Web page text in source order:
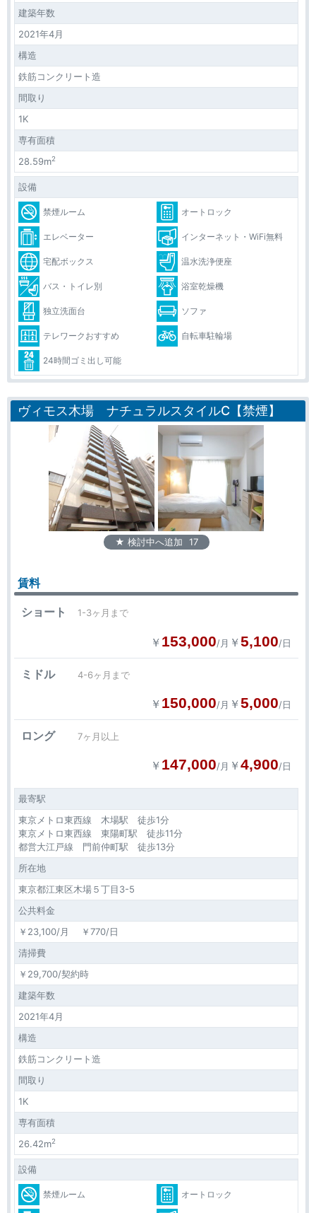
建築年数
2021年4月
構造
鉄筋コンクリート造
間取り
1K
専有面積
28.59m2
設備
禁煙ルーム オートロック
エレベーター インターネット・WiFi無料
宅配ボックス 温水洗浄便座
バス・トイレ別 浴室乾燥機
独立洗面台 ソファ
テレワークおすすめ 自転車駐輪場
24時間ゴミ出し可能
ヴィモス木場 ナチュラルスタイルC【禁煙】
★ 検討中へ追加 17
賃料
ショート 1-3ヶ月まで
￥ 153,000/月 ￥5,100/日
ミドル 4-6ヶ月まで
￥ 150,000/月 ￥5,000/日
ロング 7ヶ月以上
￥ 147,000/月 ￥4,900/日
最寄駅
東京メトロ東西線 木場駅 徒歩1分
東京メトロ東西線 東陽町駅 徒歩11分
都営大江戸線 門前仲町駅 徒歩13分
所在地
東京都江東区木場５丁目3-5
公共料金
￥23,100/月 ￥770/日
清掃費
￥29,700/契約時
建築年数
2021年4月
構造
鉄筋コンクリート造
間取り
1K
専有面積
26.42m2
設備
禁煙ルーム オートロック